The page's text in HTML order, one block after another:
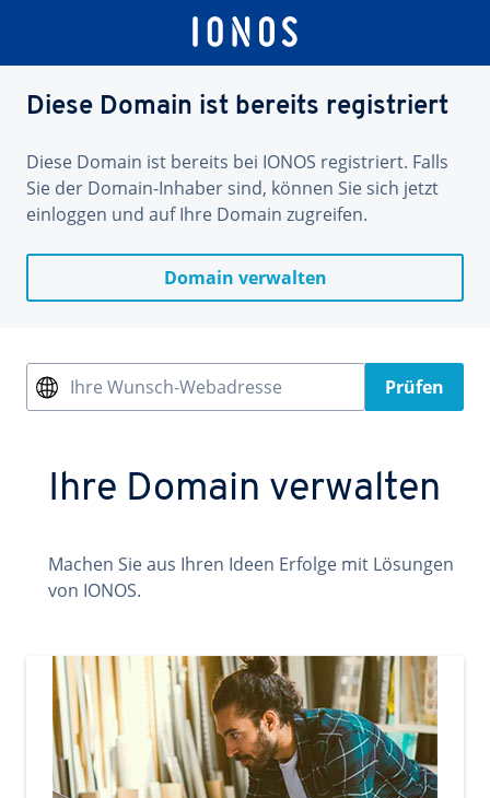
Diese Domain ist bereits registriert
Diese Domain ist bereits bei IONOS registriert. Falls
Sie der Domain-Inhaber sind, können Sie sich jetzt
einloggen und auf Ihre Domain zugreifen.
Domain verwalten
Ihre Wunsch-Webadresse Prüfen
Ihre Domain verwalten
Machen Sie aus Ihren Ideen Erfolge mit Lösungen
von IONOS.